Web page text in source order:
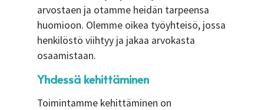
arvostaen ja otamme heidän tarpeensa
huomioon. Olemme oikea työyhteisö, jossa
henkilöstö viihtyy ja jakaa arvokasta
osaamistaan.
Yhdessä kehittäminen
Toimintamme kehittäminen on